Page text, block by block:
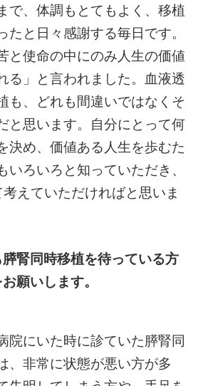
で、体調もとてもよく、移植
たと日々感謝する毎日です。
と使命の中にのみ人生の価値
る」と言われました。血液透
も、どれも間違いではなくそ
と思います。自分にとって何
決め、価値ある人生を歩むた
いろいろと知っていただき、
えていただければと思いま
腎同時移植を待っている方
願いします。
院にいた時に診ていた膵腎同
、非常に状態が悪い方が多